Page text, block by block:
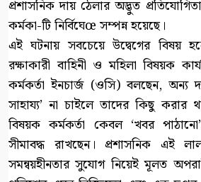
প্রশাসনিক দায় ঠেলার অদ্ভুত
কর্মকা-টি নির্বিঘেœ সম্পন্ন হয়েছে।
এই ঘটনায় সবচেয়ে উদ্বেগের বিষয়
রক্ষাকারী বাহিনী ও মহিলা বিষয়ক
কর্মকর্তা ইনচার্জ (ওসি) বলছেন, অন্য
সাহায্য’ না চাইলে তাদের কিছু করার
বিষয়ক কর্মকর্তা কেবল ‘খবর
সীমাবদ্ধ রাখছেন। প্রশাসনিক এই
সমন্বয়হীনতার সুযোগ নিয়েই মূলত